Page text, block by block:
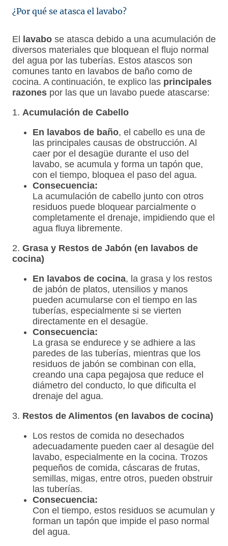
¿Por qué se atasca el lavabo?
El lavabo se atasca debido a una acumulación de
diversos materiales que bloquean el flujo normal
del agua por las tuberías. Estos atascos son
comunes tanto en lavabos de baño como de
cocina. A continuación, te explico las principales
razones por las que un lavabo puede atascarse:
1. Acumulación de Cabello
En lavabos de baño, el cabello es una de
las principales causas de obstrucción. Al
caer por el desagüe durante el uso del
lavabo, se acumula y forma un tapón que,
con el tiempo, bloquea el paso del agua.
Consecuencia:
La acumulación de cabello junto con otros
residuos puede bloquear parcialmente o
completamente el drenaje, impidiendo que el
agua fluya libremente.
2. Grasa y Restos de Jabón (en lavabos de
cocina)
En lavabos de cocina, la grasa y los restos
de jabón de platos, utensilios y manos
pueden acumularse con el tiempo en las
tuberías, especialmente si se vierten
directamente en el desagüe.
Consecuencia:
La grasa se endurece y se adhiere a las
paredes de las tuberías, mientras que los
residuos de jabón se combinan con ella,
creando una capa pegajosa que reduce el
diámetro del conducto, lo que dificulta el
drenaje del agua.
3. Restos de Alimentos (en lavabos de cocina)
Los restos de comida no desechados
adecuadamente pueden caer al desagüe del
lavabo, especialmente en la cocina. Trozos
pequeños de comida, cáscaras de frutas,
semillas, migas, entre otros, pueden obstruir
las tuberías.
Consecuencia:
Con el tiempo, estos residuos se acumulan y
forman un tapón que impide el paso normal
del agua.